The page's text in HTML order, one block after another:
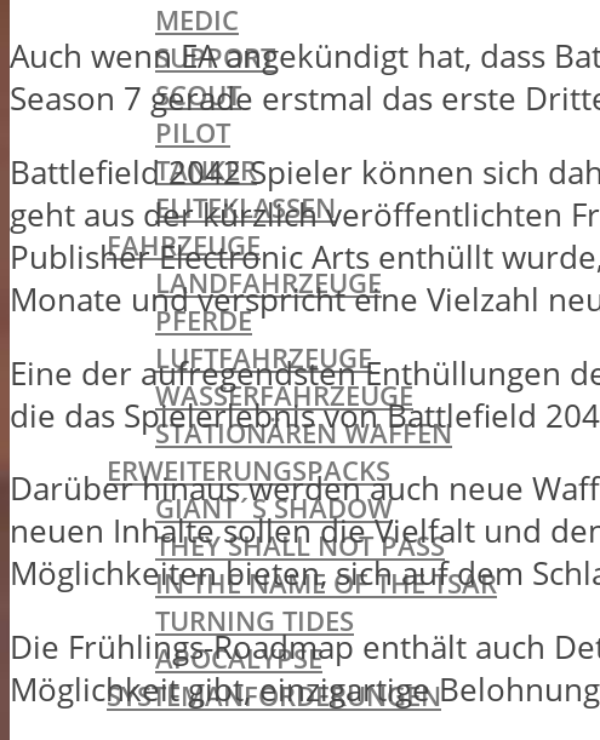
MEDIC
SUPPORT
SCOUT
PILOT
TANKER
ELITEKLASSEN
FAHRZEUGE
LANDFAHRZEUGE
PFERDE
LUFTFAHRZEUGE
WASSERFAHRZEUGE
STATIONÄREN WAFFEN
ERWEITERUNGSPACKS
GIANT´S SHADOW
THEY SHALL NOT PASS
IN THE NAME OF THE TSAR
TURNING TIDES
APOCALYPSE
SYSTEMANFORDERUNGEN
Auch wenn EA angekündigt hat, dass
Season 7 gerade erstmal das erste
Battlefield 2042 Spieler können sich
geht aus der kürzlich veröffentlichten
Publisher Electronic Arts enthüllt
Monate und verspricht eine Vielzahl
Eine der aufregendsten Enthüllungen
die das Spielerlebnis von Battlefield
Darüber hinaus werden auch neue
neuen Inhalte sollen die Vielfalt und
Möglichkeiten bieten, sich auf dem
Die Frühlings-Roadmap enthält auch
Möglichkeit gibt, einzigartige